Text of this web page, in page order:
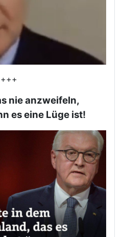
+++
nie anzweifeln,
es eine Lüge ist!